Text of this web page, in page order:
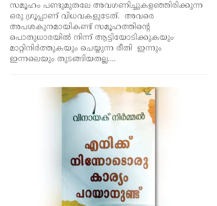
സമൂഹം പണ്ടുമുതലേ അവഗണിച്ചുകളഞ്ഞിരിക്കുന്ന
ഒരു ഗ്രൂപ്പാണ് വിധവകളുടേത്. അവരെ
അപശകുനമായികണ്ട് സമൂഹത്തിന്റെ
പൊതുധാരയിൽ നിന്ന് ആട്ടിയോടിക്കുകയും
മാറ്റിനിർത്തുകയും ചെയ്യുന്ന രീതി ഇന്നും
ഇന്നലെയും തുടങ്ങിയതല്ല....